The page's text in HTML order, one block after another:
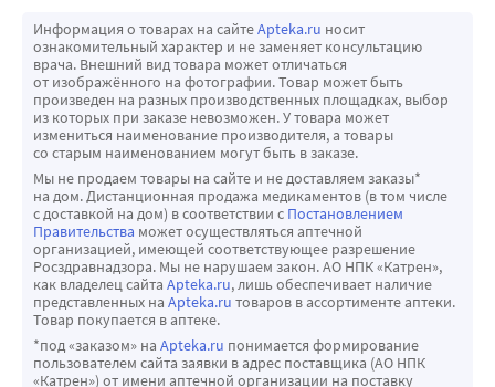
Информация о товарах на сайтеApteka.ru носит
ознакомительный характер и не заменяет консультацию
врача. Внешний вид товара может отличаться
от изображённого на фотографии. Товар может быть
произведен на разных производственных площадках, выбор
из которых при заказе невозможен. У товара может
измениться наименование производителя, а товары
со старым наименованием могут быть в заказе.
Мы не продаем товары на сайте и не доставляем заказы*
на дом. Дистанционная продажа медикаментов (в том числе
с доставкой на дом) в соответствии с Постановлением
Правительства может осуществляться аптечной
организацией, имеющей соответствующее разрешение
Росздравнадзора. Мы не нарушаем закон. АО НПК «Катрен»,
как владелец сайта Apteka.ru, лишь обеспечивает наличие
представленных на Apteka.ru товаров в ассортименте аптеки.
Товар покупается в аптеке.
*под «заказом» на Apteka.ru понимается формирование
пользователем сайта заявки в адрес поставщика (АО НПК
«Катрен») от имени аптечной организации на поставку